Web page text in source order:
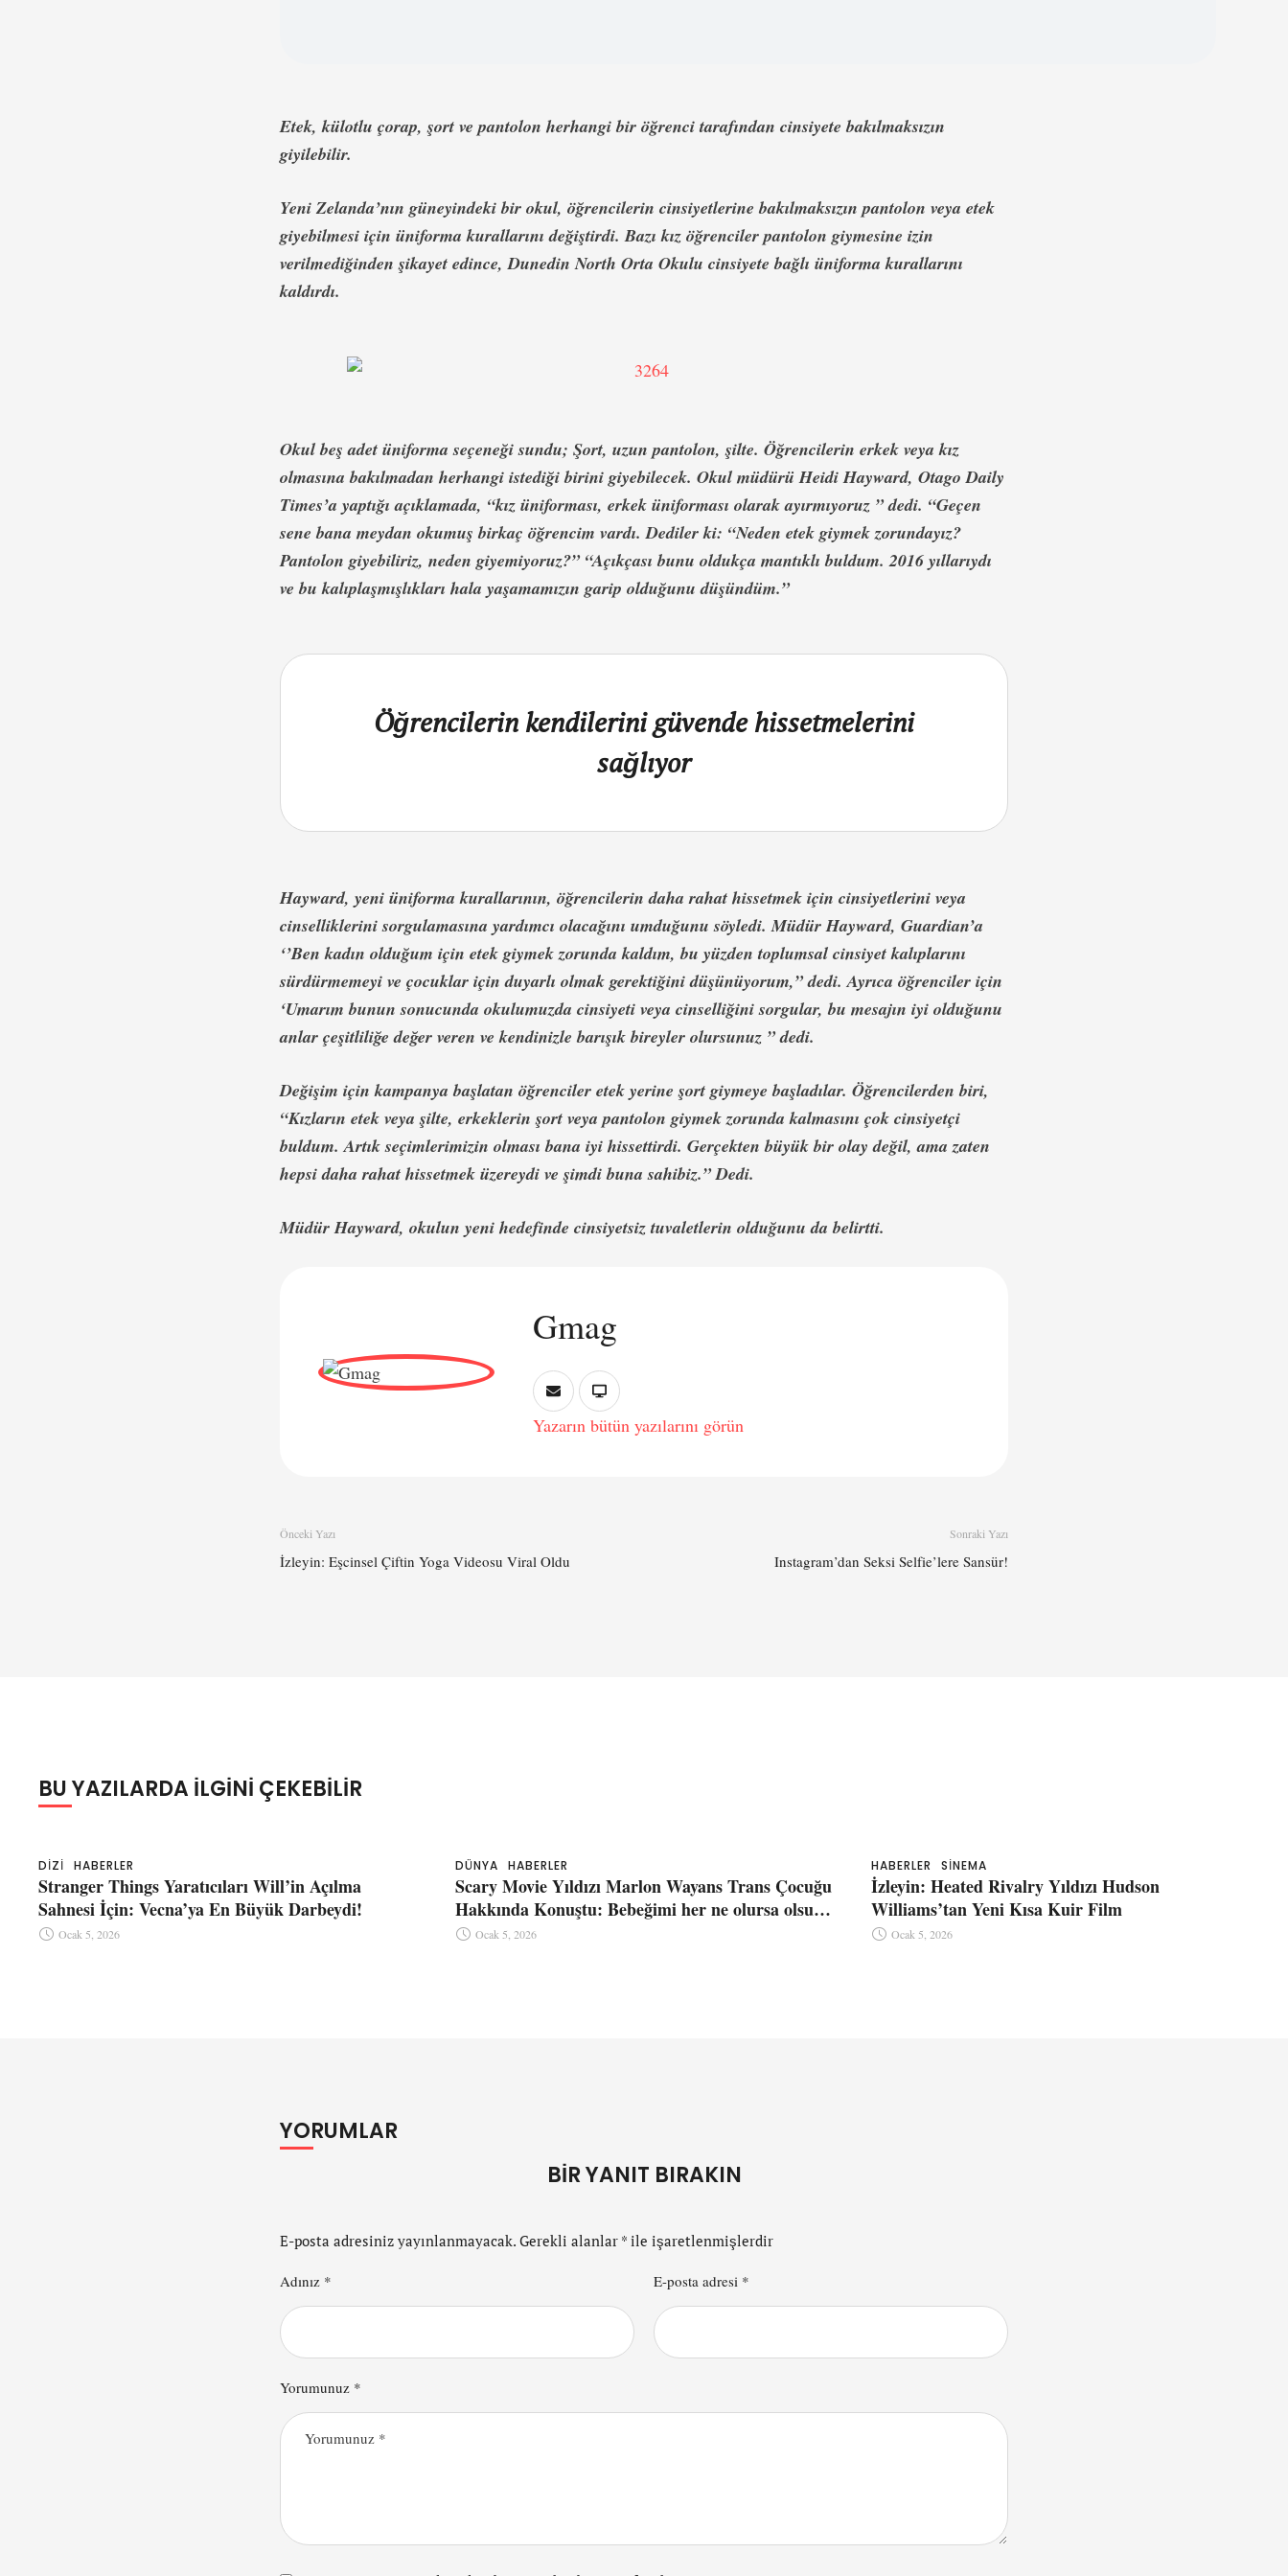
Etek, külotlu çorap, şort ve pantolon herhangi bir öğrenci tarafından cinsiyetebakılmaksızın
giyilebilir.
Yeni Zelanda’nın güneyindeki bir okul, öğrencilerin cinsiyetlerine bakılmaksızın pantolon veya etek
giyebilmesi için üniforma kurallarını değiştirdi. Bazı kız öğrenciler pantolon giymesine izin
verilmediğinden şikayet edince, Dunedin North Orta Okulu cinsiyete bağlı üniforma kurallarını
kaldırdı.
Okul beş adet üniforma seçeneği sundu; Şort, uzun pantolon, şilte. Öğrencilerin erkek veya kız
olmasına bakılmadan herhangi istediği birini giyebilecek. Okul müdürü Heidi Hayward, Otago Daily
Times’a yaptığı açıklamada, “kız üniforması, erkek üniforması olarak ayırmıyoruz ” dedi. “Geçen
sene bana meydan okumuş birkaç öğrencim vardı. Dediler ki: “Neden etek giymek zorundayız?
Pantolon giyebiliriz, neden giyemiyoruz?” “Açıkçası bunu oldukça mantıklı buldum. 2016 yıllarıydı
ve bu kalıplaşmışlıkları hala yaşamamızın garip olduğunu düşündüm.”
Öğrencilerin kendilerini güvende hissetmelerini
sağlıyor
Hayward, yeni üniforma kurallarının, öğrencilerin daha rahat hissetmek için cinsiyetlerini veya
cinselliklerini sorgulamasına yardımcı olacağını umduğunu söyledi. Müdür Hayward, Guardian’a
‘’Ben kadın olduğum için etek giymek zorunda kaldım, bu yüzden toplumsal cinsiyet kalıplarını
sürdürmemeyi ve çocuklar için duyarlı olmak gerektiğini düşünüyorum,” dedi. Ayrıca öğrenciler için
‘Umarım bunun sonucunda okulumuzda cinsiyeti veya cinselliğini sorgular, bu mesajın iyi olduğunu
anlar çeşitliliğe değer veren ve kendinizle barışık bireyler olursunuz ” dedi.
Değişim için kampanya başlatan öğrenciler etek yerine şort giymeye başladılar. Öğrencilerden biri,
“Kızların etek veya şilte, erkeklerin şort veya pantolon giymek zorunda kalmasını çok cinsiyetçi
buldum. Artık seçimlerimizin olması bana iyi hissettirdi. Gerçekten büyük bir olay değil, ama zaten
hepsi daha rahat hissetmek üzereydi ve şimdi buna sahibiz.” Dedi.
Müdür Hayward, okulun yeni hedefinde cinsiyetsiz tuvaletlerin olduğunu da belirtti.
Gmag
Yazarın bütün yazılarını görün
Önceki Yazı
İzleyin: Eşcinsel Çiftin Yoga Videosu Viral Oldu
Sonraki Yazı
Instagram’dan Seksi Selfie’lere Sansür!
BU YAZILARDA ILGINI ÇEKEBILIR
DIZI HABERLER
Stranger Things Yaratıcıları Will’in Açılma
Sahnesi İçin: Vecna’ya En Büyük Darbeydi!
Ocak 5, 2026
DÜNYA HABERLER
Scary Movie Yıldızı Marlon Wayans Trans Çocuğu
Hakkında Konuştu: Bebeğimi her ne olursa olsun
seveceğim
Ocak 5, 2026
HABERLER SINEMA
İzleyin: Heated Rivalry Yıldızı Hudson
Williams’tan Yeni Kısa Kuir Film
Ocak 5, 2026
YORUMLAR
BIR YANIT BIRAKIN
E-posta adresiniz yayınlanmayacak. Gerekli alanlar * ile işaretlenmişlerdir
Yorumunuz *
Adınız * E-posta adresi *